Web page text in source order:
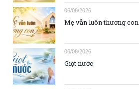
06/08/2026
Mẹ vẫn luôn thương con
06/08/2026
Giọt nước